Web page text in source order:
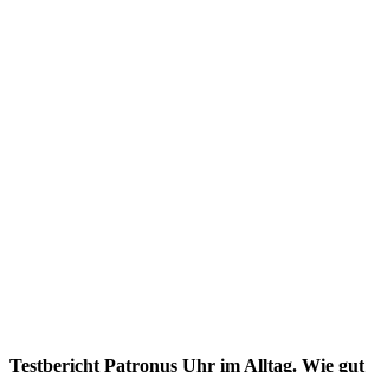
Testbericht Patronus Uhr im Alltag. Wie